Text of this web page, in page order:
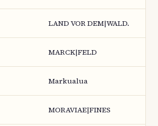
LAND VOR DEM|WALD.
MARCK|FELD
Markualua
MORAVIAE|FINES